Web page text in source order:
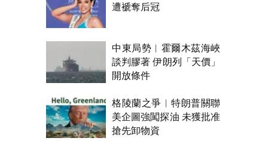
遭褫奪后冠
中東局勢︱霍爾木茲海峽
談判膠著 伊朗列「天價」
開放條件
格陵蘭之爭︱特朗普關聯
美企圖強闖探油 未獲批准
搶先卸物資